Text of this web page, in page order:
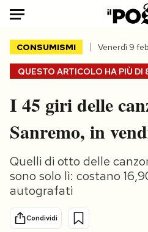
HOME
Italia
Politica
Tecnologia
Internet
Scienza
Cultura
Economia
QUESTO ARTICOLO HA PIÙ DI
CONSUMISMI Venerdì 9
I 45 giri delle
Sanremo, in
Quelli di otto delle
sono solo lì: costano
autografati
Condividi